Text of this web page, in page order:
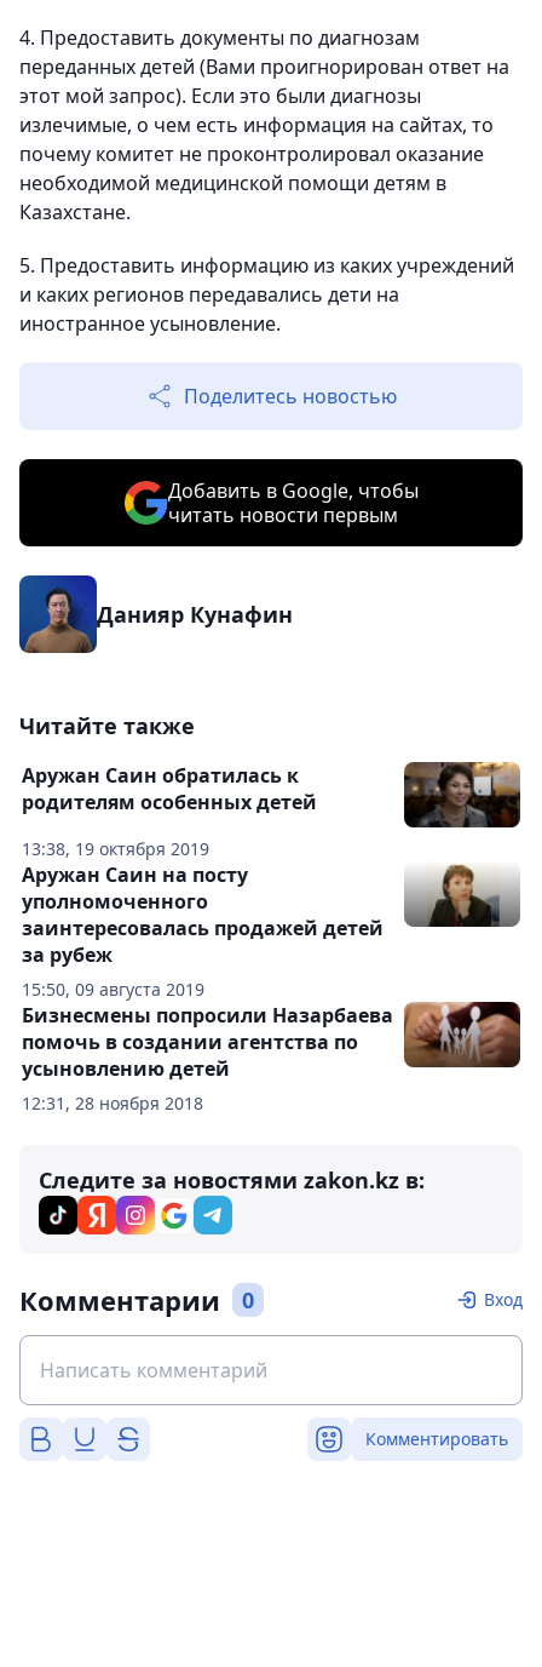
4. Предоставить документы по диагнозам
переданных детей (Вами проигнорирован ответ на
этот мой запрос). Если это были диагнозы
излечимые, о чем есть информация на сайтах, то
почему комитет не проконтролировал оказание
необходимой медицинской помощи детям в
Казахстане.
5. Предоставить информацию из каких учреждений
и каких регионов передавались дети на
иностранное усыновление.
Поделитесь новостью
Добавить в Google, чтобы
читать новости первым
Данияр Кунафин
Читайте также
13:38, 19 октября 2019
Аружан Саин обратилась к
родителям особенных детей
15:50, 09 августа 2019
Аружан Саин на посту
уполномоченного
заинтересовалась продажей детей
за рубеж
12:31, 28 ноября 2018
Бизнесмены попросили Назарбаева
помочь в создании агентства по
усыновлению детей
Следите за новостями zakon.kz в:
Комментарии 0 Вход
Комментировать